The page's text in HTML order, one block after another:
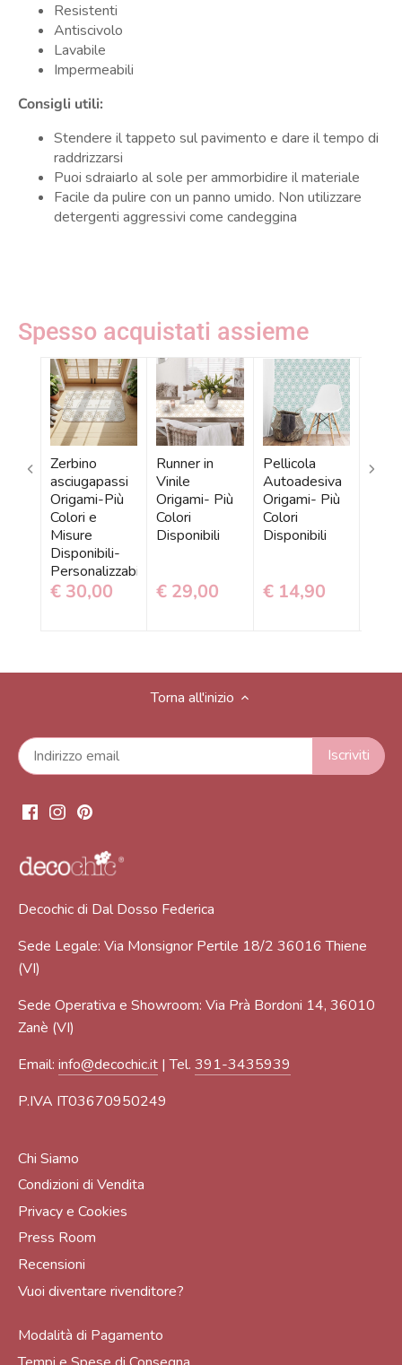
Resistenti
Antiscivolo
Lavabile
Impermeabili
Consigli utili:
Stendere il tappeto sul pavimento e dare il tempo di
raddrizzarsi
Puoi sdraiarlo al sole per ammorbidire il materiale
Facile da pulire con un panno umido. Non utilizzare
detergenti aggressivi come candeggina
Spesso acquistati assieme
Zerbino
asciugapassi
Origami-Più
Colori e
Misure
Disponibili-
Personalizzabile
€ 30,00
Runner in
Vinile
Origami- Più
Colori
Disponibili
€ 29,00
Pellicola
Autoadesiva
Origami- Più
Colori
Disponibili
€ 14,90
Torna all'inizio
Decochic di Dal Dosso Federica
Sede Legale: Via Monsignor Pertile 18/2 36016 Thiene
(VI)
Sede Operativa e Showroom: Via Prà Bordoni 14, 36010
Zanè (VI)
Email: info@decochic.it | Tel. 391-3435939
P.IVA IT03670950249
Chi Siamo
Condizioni di Vendita
Privacy e Cookies
Press Room
Recensioni
Vuoi diventare rivenditore?
Modalità di Pagamento